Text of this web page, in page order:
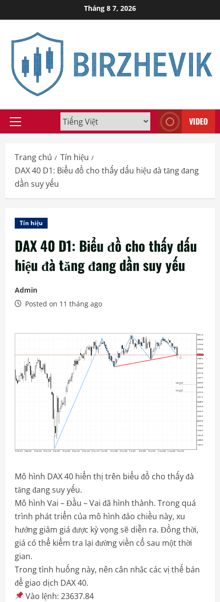
to
Tháng 8 7, 2026
Primary
VIDEO
Trang chủ
Tín hiệu
DAX 40 D1: Biểu đồ cho thấy dấu hiệu đà tăng đang
dần suy yếu
Tín hiệu
DAX 40 D1: Biểu đồ cho thấy dấu
hiệu đà tăng đang dần suy yếu
Admin
Posted on 11 tháng ago
Mô hình DAX 40 hiển thị trên biểu đồ cho thấy đà
tăng đang suy yếu.
Mô hình Vai – Đầu – Vai đã hình thành. Trong quá
trình phát triển của mô hình đảo chiều này, xu
hướng giảm giá được kỳ vọng sẽ diễn ra. Đồng thời,
giá có thể kiểm tra lại đường viền cổ sau một thời
gian.
Trong tình huống này, nên cân nhắc các vị thế bán
để giao dịch DAX 40.
Vào lệnh: 23637.84